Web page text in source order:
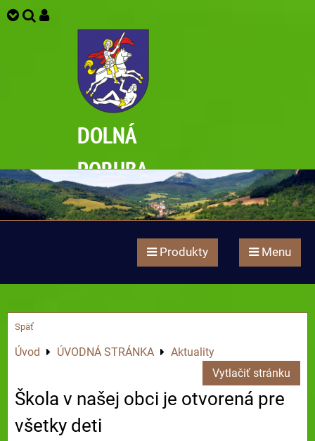
DOLNÁ
PORUBA
Produkty Menu
Späť
Úvod ÚVODNÁ STRÁNKA
Aktuality
Vytlačiť stránku
Škola v našej obci je otvorená pre
všetky deti